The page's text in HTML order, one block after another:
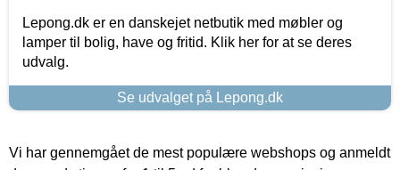
Lepong.dk er en danskejet netbutik med møbler og
lamper til bolig, have og fritid. Klik her for at se deres
udvalg.
Se udvalget på Lepong.dk
Vi har gennemgået de mest populære webshops og anmeldt